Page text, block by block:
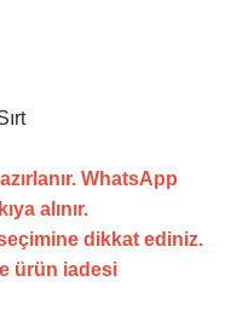
WhatsApp
alınır.
dikkat ediniz.
ürün iadesi